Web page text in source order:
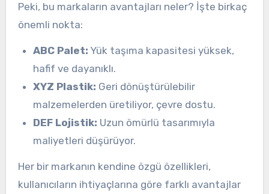
Peki, bu markaların avantajları neler? İşte birkaç
önemli nokta:
ABC Palet: Yük taşıma kapasitesi yüksek,
hafif ve dayanıklı.
XYZ Plastik: Geri dönüştürülebilir
malzemelerden üretiliyor, çevre dostu.
DEF Lojistik: Uzun ömürlü tasarımıyla
maliyetleri düşürüyor.
Her bir markanın kendine özgü özellikleri,
kullanıcıların ihtiyaçlarına göre farklı avantajlar